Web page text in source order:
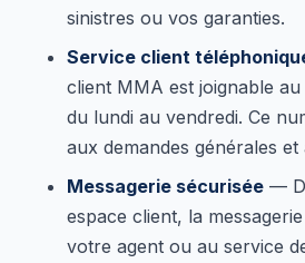
sinistres ou vos garanties.
Service client
client MMA est joignable au
du lundi au vendredi. Ce
aux demandes générales
Messagerie sécurisée —
espace client, la
votre agent ou au service